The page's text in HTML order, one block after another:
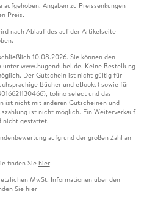
Angaben zu Preissenkungen
Preis.
nach Ablauf des auf der Artikelseite
10.08.2026. Sie können den
www.hugendubel.de. Keine Bestellung
Der Gutschein ist nicht gültig für
Bücher und eBooks) sowie für
tolino select und das
ist nicht mit anderen Gutscheinen und
ist nicht möglich. Ein Weiterverkauf
nicht gestattet.
aufgrund der großen Zahl an
finden Sie hier
MwSt. Informationen über den
Sie hier